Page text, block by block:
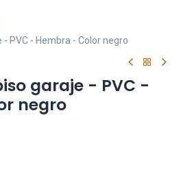
PVC - Hembra - Color negro
garaje - PVC -
negro